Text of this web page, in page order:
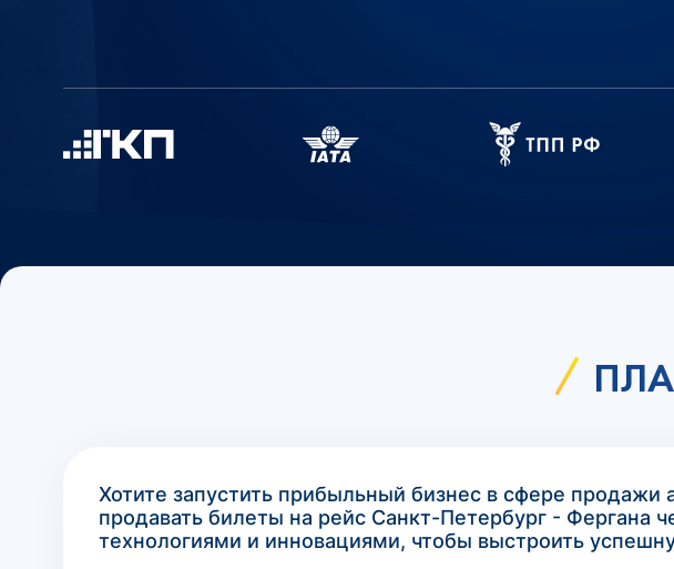
Хотите запустить прибыльный бизнес в сфере
продавать билеты на рейс Санкт-Петербург - Фергана
технологиями и инновациями, чтобы выстроить